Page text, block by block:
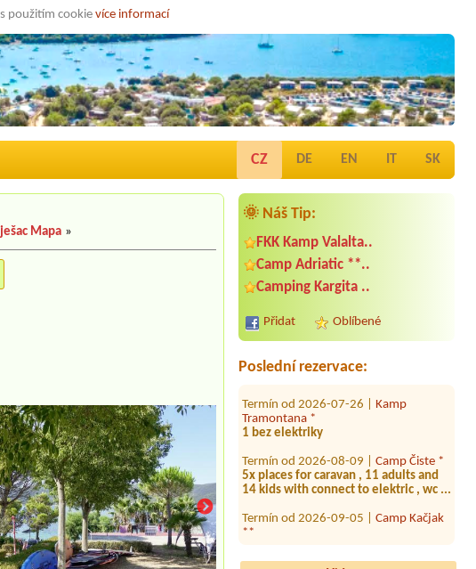
použitím cookie více informací
CZ DE EN IT SK
🌞 Náš Tip:
FKK Kamp Valalta..
Camp Adriatic **..
Camping Kargita ..
Přidat Oblíbené
Poslední rezervace:
Termín od 2026-08-12 |
Lupis****
Mjesto za šator i auto 3 osobe sa
Termín od 2026-08-23 |Camping
Rujno
Tramontana *
1 bez elektriky
Termín od 2026-08-09 |
5x places for caravan , 11 adults and
14 kids with connect to elektric , wc ...
Camp Kačjak
**
Mapa »